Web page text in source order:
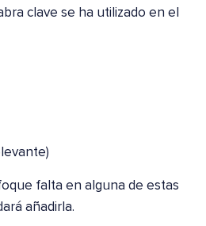
clave se ha utilizado en el
falta en alguna de estas
añadirla.